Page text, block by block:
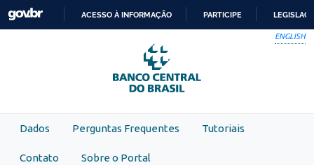
Skip to main content
PARA
O
CONTEÚDO
ACESSO À INFORMAÇÃO PARTICIPE
ENGLISH
Dados Perguntas Frequentes Tutoriais
Contato Sobre o Portal